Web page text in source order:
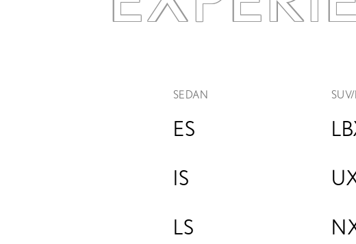
SEDAN
ES
IS
LS